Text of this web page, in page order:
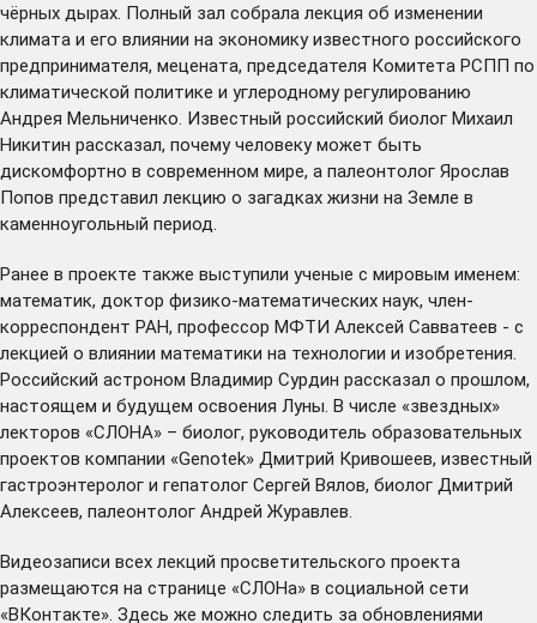
чёрных дырах. Полный зал собрала лекция об изменении
климата и его влиянии на экономику известного российского
предпринимателя, мецената, председателя Комитета РСПП по
климатической политике и углеродному регулированию
Андрея Мельниченко. Известный российский биолог Михаил
Никитин рассказал, почему человеку может быть
дискомфортно в современном мире, а палеонтолог Ярослав
Попов представил лекцию о загадках жизни на Земле в
каменноугольный период.
Ранее в проекте также выступили ученые с мировым именем:
математик, доктор физико-математических наук, член-
корреспондент РАН, профессор МФТИ Алексей Савватеев - с
лекцией о влиянии математики на технологии и изобретения.
Российский астроном Владимир Сурдин рассказал о прошлом,
настоящем и будущем освоения Луны. В числе «звездных»
лекторов «СЛОНА» – биолог, руководитель образовательных
проектов компании «Genotek» Дмитрий Кривошеев, известный
гастроэнтеролог и гепатолог Сергей Вялов, биолог Дмитрий
Алексеев, палеонтолог Андрей Журавлев
Видеозаписи всех лекций просветительского проекта
размещаются на странице «СЛОНа» в социальной сети
«ВКонтакте». Здесь же можно следить за обновлениями